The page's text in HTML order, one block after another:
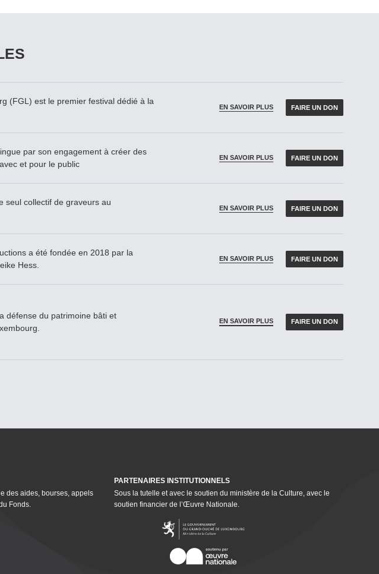
(FGL) est le premier festival dédié à la
EN SAVOIR PLUS FAIRE UN DON
par son engagement à créer des
et pour le public
EN SAVOIR PLUS FAIRE UN DON
seul collectif de graveurs au
EN SAVOIR PLUS FAIRE UN DON
a été fondée en 2018 par la
Hess.
EN SAVOIR PLUS FAIRE UN DON
défense du patrimoine bâti et
EN SAVOIR PLUS FAIRE UN DON
des aides, bourses, appels
Fonds.
PARTENAIRES INSTI­TU­TION­NELS
Sous la tutelle et avec le soutien du ministère de la Culture, avec le
soutien financier de l’Œuvre Nationale.